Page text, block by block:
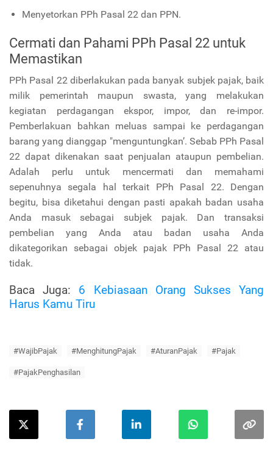
Menyetorkan PPh Pasal 22 dan PPN.
Cermati dan Pahami PPh Pasal 22 untuk
Memastikan
PPh Pasal 22 diberlakukan pada banyak subjek pajak, baik
milik pemerintah maupun swasta, yang melakukan
kegiatan perdagangan ekspor, impor, dan re-impor.
Pemberlakuan bahkan meluas sampai ke perdagangan
barang yang dianggap "menguntungkan’. Sebab PPh Pasal
22 dapat dikenakan saat penjualan ataupun pembelian.
Adalah perlu untuk mencermati dan memahami
sepenuhnya segala hal terkait PPh Pasal 22. Dengan
begitu, bisa diketahui dengan pasti apakah badan usaha
Anda masuk sebagai subjek pajak. Dan transaksi
pembelian yang Anda atau badan usaha Anda
dikategorikan sebagai objek pajak PPh Pasal 22 atau
tidak.
Baca Juga: 6 Kebiasaan Orang Sukses Yang
Harus Kamu Tiru
#WajibPajak #MenghitungPajak #AturanPajak #Pajak
#PajakPenghasilan